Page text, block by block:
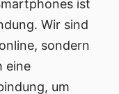
ist
Wir sind
sondern
eine
um